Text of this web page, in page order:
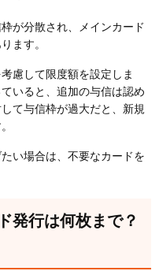
が分散され、メインカード
ます。
慮して限度額を設定しま
いると、追加の与信は認め
て与信枠が過大だと、新規
い場合は、不要なカードを
発行は何枚まで？